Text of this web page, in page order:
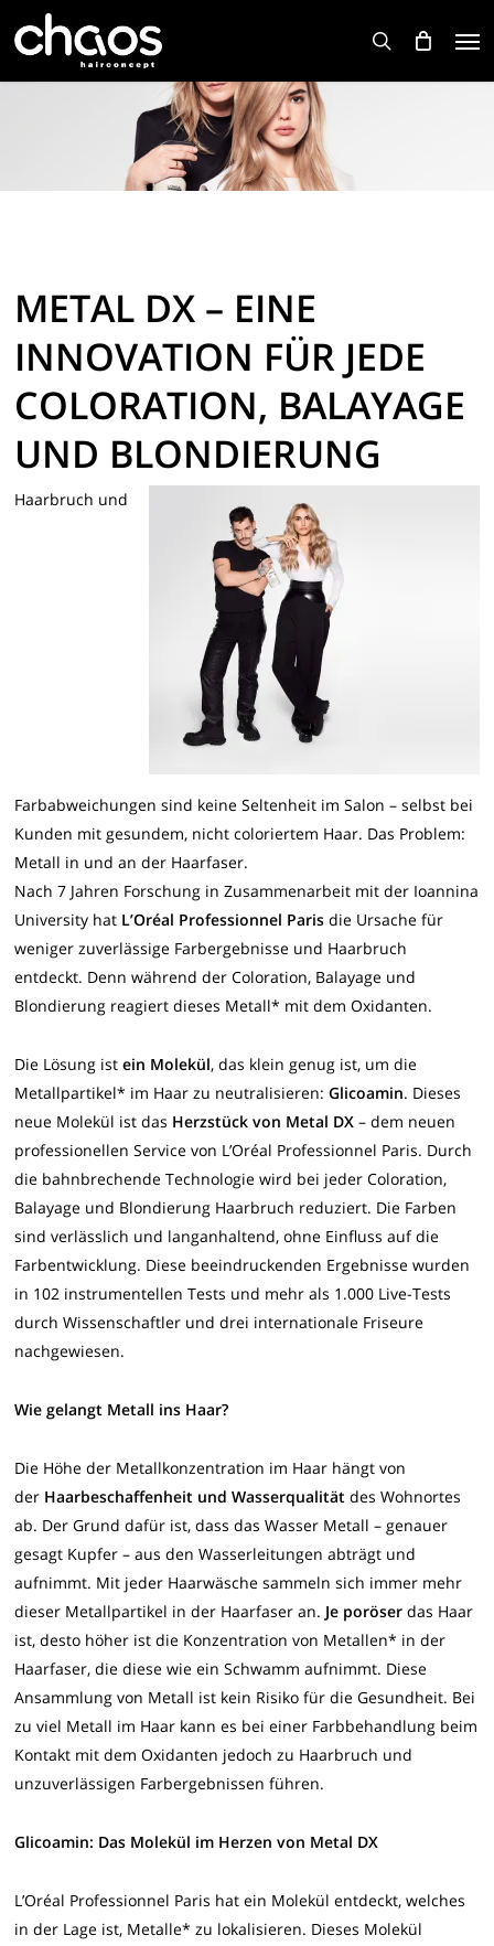
search
METAL DX – EINE
INNOVATION FÜR JEDE
COLORATION, BALAYAGE
UND BLONDIERUNG
Haarbruch und
Farbabweichungen sind keine Seltenheit im Salon – selbst bei
Kunden mit gesundem, nicht coloriertem Haar. Das Problem:
Metall in und an der Haarfaser.
Nach 7 Jahren Forschung in Zusammenarbeit mit der Ioannina
University hat L’Oréal Professionnel Paris die Ursache für
weniger zuverlässige Farbergebnisse und Haarbruch
entdeckt. Denn während der Coloration, Balayage und
Blondierung reagiert dieses Metall* mit dem Oxidanten.
Die Lösung istein Molekül, das klein genug ist, um die
Metallpartikel* im Haar zu neutralisieren:Glicoamin. Dieses
neue Molekül ist das Herzstück von Metal DX – dem neuen
professionellen Service von L’Oréal Professionnel Paris. Durch
die bahnbrechende Technologie wird bei jeder Coloration,
Balayage und Blondierung Haarbruch reduziert. Die Farben
sind verlässlich und langanhaltend, ohne Einfluss auf die
Farbentwicklung. Diese beeindruckenden Ergebnisse wurden
in 102 instrumentellen Tests und mehr als 1.000 Live-Tests
durch Wissenschaftler und drei internationale Friseure
nachgewiesen.
Wie gelangt Metall ins Haar?
Die Höhe der Metallkonzentration im Haar hängt von
der Haarbeschaffenheit und Wasserqualität des Wohnortes
ab. Der Grund dafür ist, dass das Wasser Metall – genauer
gesagt Kupfer – aus den Wasserleitungen abträgt und
aufnimmt. Mit jeder Haarwäsche sammeln sich immer mehr
dieser Metallpartikel in der Haarfaser an. Je poröser das Haar
ist, desto höher ist die Konzentration von Metallen* in der
Haarfaser, die diese wie ein Schwamm aufnimmt. Diese
Ansammlung von Metall ist kein Risiko für die Gesundheit. Bei
zu viel Metall im Haar kann es bei einer Farbbehandlung beim
Kontakt mit dem Oxidanten jedoch zu Haarbruch und
unzuverlässigen Farbergebnissen führen.
Glicoamin: Das Molekül im Herzen von Metal DX
L’Oréal Professionnel Paris hat ein Molekül entdeckt, welches
in der Lage ist, Metalle* zu lokalisieren. Dieses Molekül